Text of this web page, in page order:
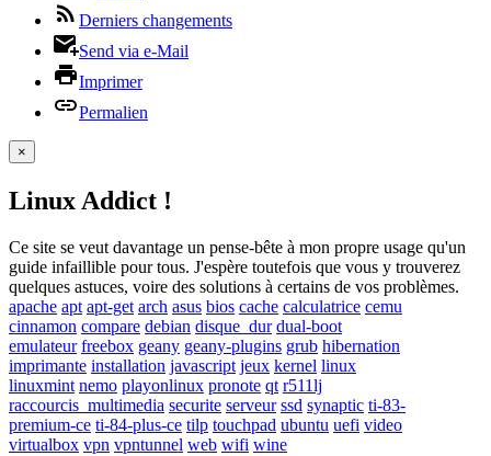
Derniers changements
Send via e-Mail
Imprimer
Permalien
×
Linux Addict !
Ce site se veut davantage un pense-bête à mon propre usage qu'un
guide infaillible pour tous. J'espère toutefois que vous y trouverez
quelques astuces, voire des solutions à certains de vos problèmes.
apache apt apt-get arch asus bios cache calculatrice cemu
cinnamon compare debian disque_dur dual-boot
emulateur freebox geany geany-plugins grub hibernation
imprimante installation javascript jeux kernel linux
linuxmint nemo playonlinux pronote qt r511lj
raccourcis_multimedia securite serveur ssd synaptic ti-83-
premium-ce ti-84-plus-ce tilp touchpad ubuntu uefi video
virtualbox vpn vpntunnel web wifi wine